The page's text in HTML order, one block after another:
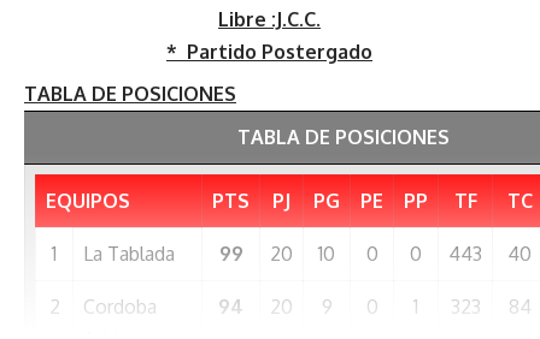
Libre :J.C.C.
* Partido Postergado
TABLA DE POSICIONES
TABLA DE POSICIONES
EQUIPOS PTS PJ PG PE PP TF TC
1 La Tablada 99 20 10 0 0 443 40
2
Cordoba
94 20 9 0 1 323 84